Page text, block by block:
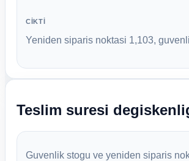
CIKTI
Yeniden siparis noktasi 1,103,
Teslim suresi
Guvenlik stogu ve yeniden siparis